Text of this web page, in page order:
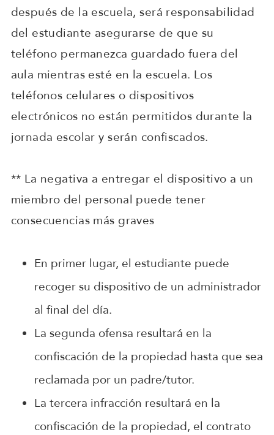
después de la escuela, será responsabilidad
del estudiante asegurarse de que su
teléfono permanezca guardado fuera del
aula mientras esté en la escuela. Los
teléfonos celulares o dispositivos
electrónicos no están permitidos durante la
jornada escolar y serán confiscados.
** La negativa a entregar el dispositivo a un
miembro del personal puede tener
consecuencias más graves
En primer lugar, el estudiante puede
recoger su dispositivo de un administrador
al final del día.
La segunda ofensa resultará en la
confiscación de la propiedad hasta que sea
reclamada por un padre/tutor.
La tercera infracción resultará en la
confiscación de la propiedad, el contrato